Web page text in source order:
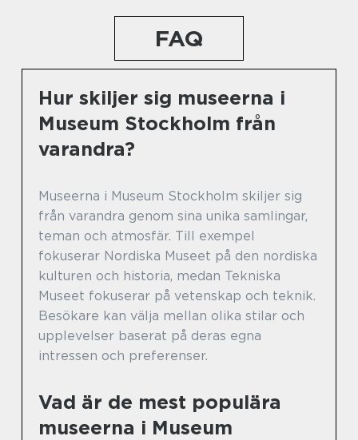
FAQ
Hur skiljer sig museerna i
Museum Stockholm från
varandra?
Museerna i Museum Stockholm skiljer sig
från varandra genom sina unika samlingar,
teman och atmosfär. Till exempel
fokuserar Nordiska Museet på den nordiska
kulturen och historia, medan Tekniska
Museet fokuserar på vetenskap och teknik.
Besökare kan välja mellan olika stilar och
upplevelser baserat på deras egna
intressen och preferenser.
Vad är de mest populära
museerna i Museum